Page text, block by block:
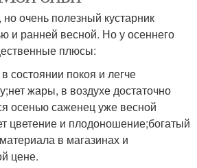
очень полезный кустарник
и ранней весной. Но у осеннего
плюсы:
состоянии покоя и легче
жары, в воздухе достаточно
осенью саженец уже весной
цветение и плодоношение;богатый
в магазинах и
цене.